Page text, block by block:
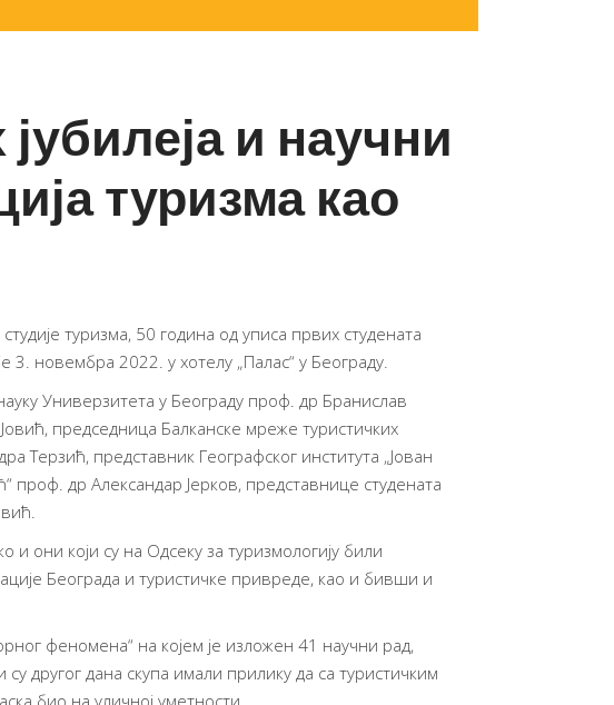
и научни
туризма као
туризма, 50 година од уписа првих студената
3. новембра 2022. у хотелу „Палас“ у Београду.
Универзитета у Београду проф. др Бранислав
председница Балканске мреже туристичких
представник Географског института „Јован
др Александар Јерков, представнице студената
они који су на Одсеку за туризмологију били
Београда и туристичке привреде, као и бивши и
феномена“ на којем је изложен 41 научни рад,
другог дана скупа имали прилику да са туристичким
био на уличној уметности.